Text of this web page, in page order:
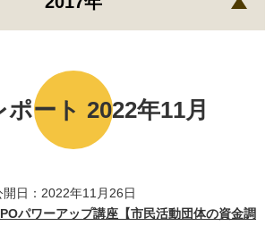
ポート 2022年11月
開日：2022年11月26日
パワーアップ講座【市民活動団体の資金調